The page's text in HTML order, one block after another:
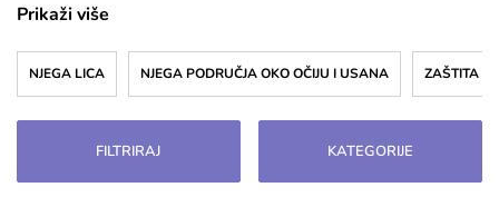
kako bi se postigao zdrav i blistav izgled. Uključuje
na proizvode koji odgovaraju specifičnim potrebama
kože poput toniranja, anti-ageing tretmana ili
smanjenja akni.
Prikaži više
NJEGA LICA NJEGA PODRUČJA OKO OČIJU I USANA ZAŠTITA
FILTRIRAJ KATEGORIJE